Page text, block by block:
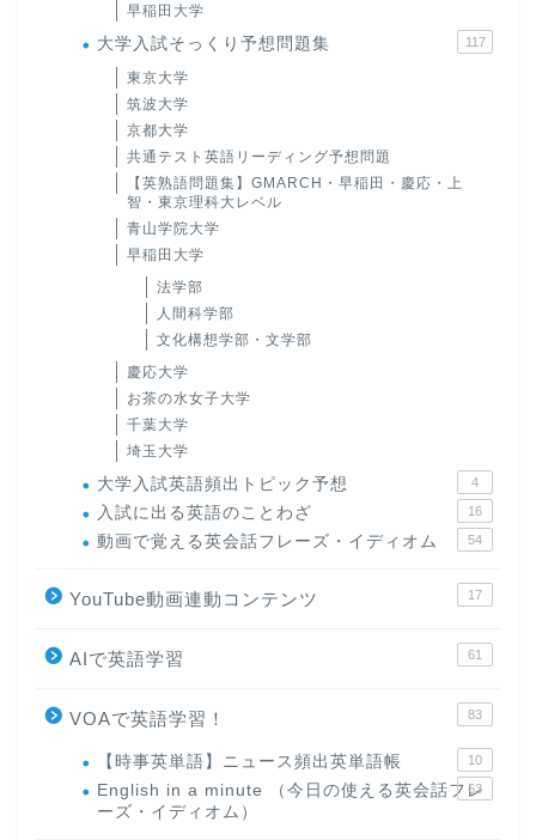
早稲田大学
大学入試そっくり予想問題集 117
東京大学
筑波大学
京都大学
共通テスト英語リーディング予想問題
【英熟語問題集】GMARCH・早稲田・慶応・上
智・東京理科大レベル
青山学院大学
早稲田大学
法学部
人間科学部
文化構想学部・文学部
慶応大学
お茶の水女子大学
千葉大学
埼玉大学
大学入試英語頻出トピック予想 4
入試に出る英語のことわざ 16
動画で覚える英会話フレーズ・イディオム 54
YouTube動画連動コンテンツ 17
AIで英語学習 61
VOAで英語学習！ 83
【時事英単語】ニュース頻出英単語帳 10
English in a minute （今日の使える英会話フレ
ーズ・イディオム）
63